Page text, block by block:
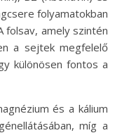
folyamatokban
folsav, amely szintén
a sejtek megfelelő
különösen fontos a
és a kálium
míg a